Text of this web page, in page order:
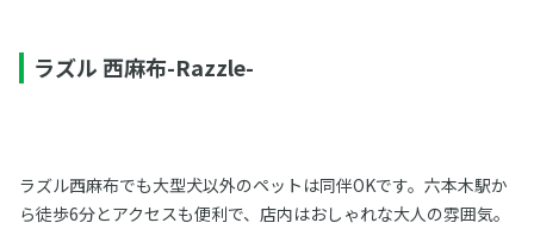
ラズル 西麻布-Razzle-
ラズル西麻布でも大型犬以外のペットは同伴OKです。六本木駅か
ら徒歩6分とアクセスも便利で、店内はおしゃれな大人の雰囲気。